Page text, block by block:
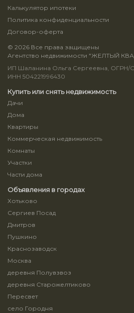
Калькулятор ипотеки
Политика конфиденциальности
Договор-оферта
© 2026 Все права защищены
Агентство недвижимости "ЖЕЛТЫЙ
ИП Шаланина Ольга Сергеевна, ОГРН/
ИНН 504221996430
Купить или снять недвижимость
Дачи
Дома
Квартиры
Коммерческая недвижимость
Комнаты
Участки
Части дома
Объявления в городах
Хотьково
Сергиев Посад
Дмитров
Пушкино
Краснозаводск
Москва
деревня Полувзвоз
деревня Старожелтиково
Пересвет
село Городня